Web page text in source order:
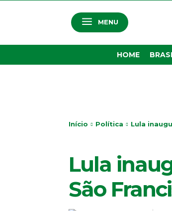
MENU
HOME
Início Política Lula
Lula
São